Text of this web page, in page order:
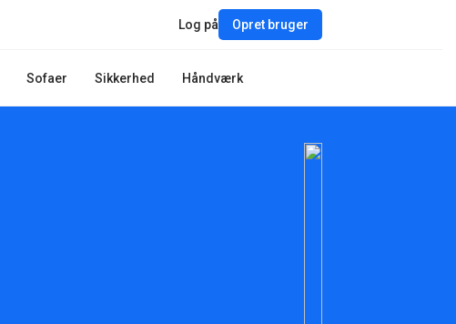
Sofaer Sikkerhed Håndværk
Log på Opret bruger